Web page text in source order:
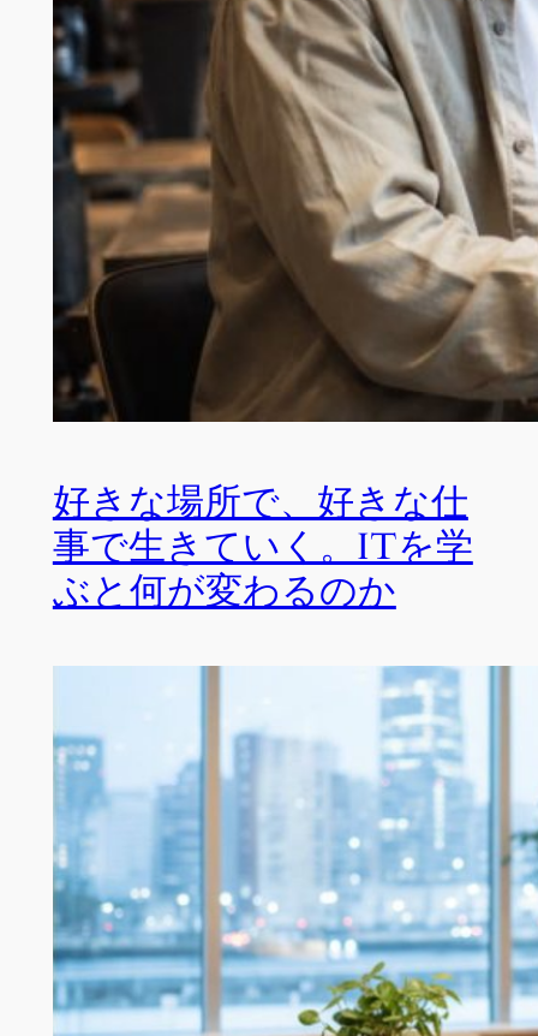
好きな場所で、好きな仕
事で生きていく。ITを学
ぶと何が変わるのか